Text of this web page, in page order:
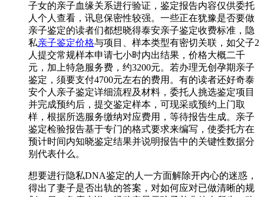
子女的亲子血缘关系进行验证，鉴定报告内容仅供委托
人个人查看，讯息保密性较强。一些正在犹豫是否要做
亲子鉴定的读者们都想晓得泰安亲子鉴定收费标准，隐
私亲子鉴定价格与项目、样本类型有密切关联，如父子2
人提交常规样本申请七小时内出结果，价格大概二千
元，加上特急服务费，约3200元。若办理无创孕期亲子
鉴定，须要支付4700元左右的费用。有的读者还好奇泰
安个人亲子鉴定详细流程及材料，委托人挑选鉴定项目
并完成预约后，提交鉴定样本，可现采或预约上门取
样，根据所选服务缴纳对应费用，等待报告生成。亲子
鉴定检验报告基于专门的格式要求来编写，使委托方在
预计时间内知晓鉴定结果并说明报告中的关键性数据分
别代表什么。
想要进行隐私DNA鉴定的人一方面解除开内心的迷惑，
得出了妻子是否出轨的答案，对如何应对已做清晰的规